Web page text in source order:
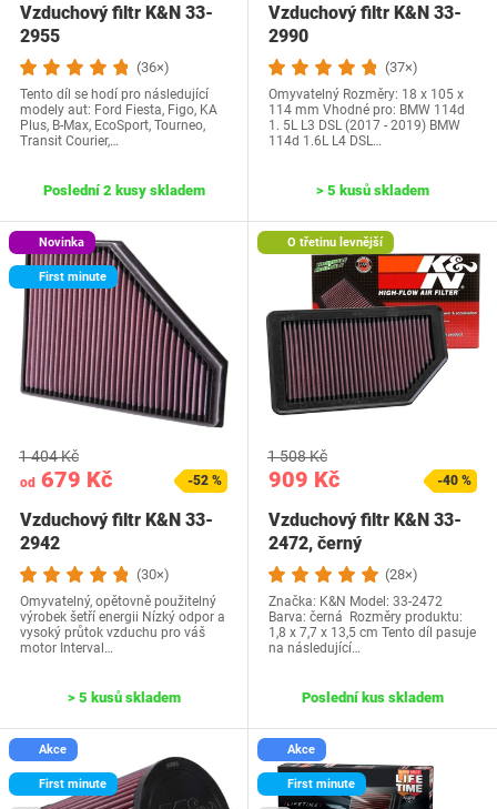
Vzduchový filtr K&N 33-
2955
(36×)
Tento díl se hodí pro následující
modely aut: Ford Fiesta, Figo, KA
Plus, B-Max, EcoSport, Tourneo,
Transit Courier,…
Poslední 2 kusy skladem
Vzduchový filtr K&N 33-
2990
(37×)
Omyvatelný Rozměry: 18 x 105 x
114 mm Vhodné pro: BMW 114d
1. 5L L3 DSL (2017 - 2019) BMW
114d 1.6L L4 DSL…
> 5 kusů skladem
Novinka
First minute
od 679 Kč
1 404 Kč
-52 %
Vzduchový filtr K&N 33-
2942
(30×)
Omyvatelný, opětovně použitelný
výrobek šetří energii Nízký odpor a
vysoký průtok vzduchu pro váš
motor Interval…
> 5 kusů skladem
O třetinu levnější
909 Kč
1 508 Kč
-40 %
Vzduchový filtr K&N 33-
2472, černý
(28×)
Značka: K&N Model: 33-2472
Barva: černá Rozměry produktu‎:
1,8 x 7,7 x 13,5 cm Tento díl pasuje
na následující…
Poslední kus skladem
Akce
First minute
Akce
First minute